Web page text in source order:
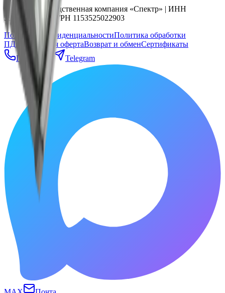
ООО «Производственная компания «Спектр» | ИНН
3528233344 | ОГРН 1153525022903
Политика конфиденциальностиПолитика обработки
ПДн
Публичная офертаВозврат и обменСертификаты
Позвонить
Telegram